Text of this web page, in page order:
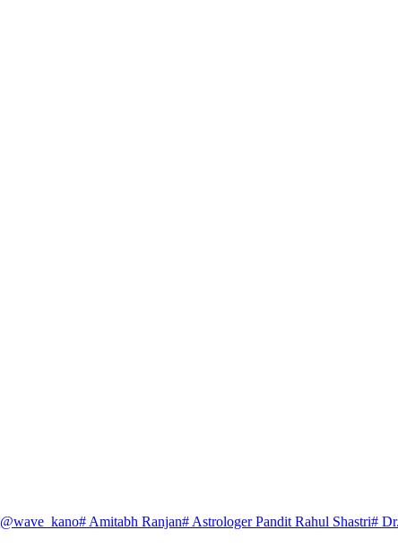
@wave_kano# Amitabh Ranjan# Astrologer Pandit Rahul Shastri#